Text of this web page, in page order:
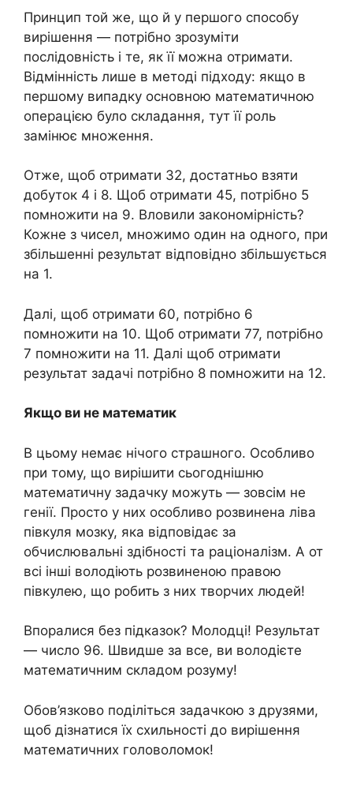
Принцип той же, що й у першого способу
вирішення — потрібно зрозуміти
послідовність і те, як її можна отримати.
Відмінність лише в методі підходу: якщо в
першому випадку основною математичною
операцією було складання, тут її роль
замінює множення.
Отже, щоб отримати 32, достатньо взяти
добуток 4 і 8. Щоб отримати 45, потрібно 5
помножити на 9. Вловили закономірність?
Кожне з чисел, множимо один на одного, при
збільшенні результат відповідно збільшується
на 1.
Далі, щоб отримати 60, потрібно 6
помножити на 10. Щоб отримати 77, потрібно
7 помножити на 11. Далі щоб отримати
результат задачі потрібно 8 помножити на 12.
Якщо ви не математик
В цьому немає нічого страшного. Особливо
при тому, що вирішити сьогоднішню
математичну задачку можуть — зовсім не
генії. Просто у них особливо розвинена ліва
півкуля мозку, яка відповідає за
обчислювальні здібності та раціоналізм. А от
всі інші володіють розвиненою правою
півкулею, що робить з них творчих людей!
Впоралися без підказок? Молодці! Результат
— число 96. Швидше за все, ви володієте
математичним складом розуму!
Обов’язково поділіться задачкою з друзями,
щоб дізнатися їх схильності до вирішення
математичних головоломок!